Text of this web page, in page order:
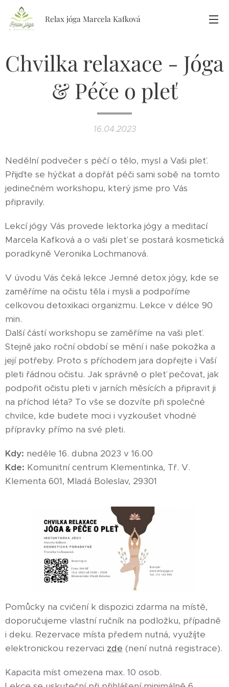
Relax jóga Marcela Kafková
Chvilka relaxace - Jóga
& Péče o pleť
16.04.2023
Nedělní podvečer s péčí o tělo, mysl a Vaši pleť.
Přijďte se hýčkat a dopřát péči sami sobě na tomto
jedinečném workshopu, který jsme pro Vás
připravily.
Lekcí jógy Vás provede lektorka jógy a meditací
Marcela Kafková a o vaši pleť se postará kosmetická
poradkyně Veronika Lochmanová.
V úvodu Vás čeká lekce Jemné detox jógy, kde se
zaměříme na očistu těla i mysli a podpoříme
celkovou detoxikaci organizmu. Lekce v délce 90
min.
Další částí workshopu se zaměříme na vaši pleť.
Stejně jako roční období se mění i naše pokožka a
její potřeby. Proto s příchodem jara dopřejte i Vaší
pleti řádnou očistu. Jak správně o pleť pečovat, jak
podpořit očistu pleti v jarních měsících a připravit ji
na příchod léta? To vše se dozvíte při společné
chvilce, kde budete moci i vyzkoušet vhodné
přípravky přímo na své pleti.
Kdy: neděle 16. dubna 2023 v 16.00
Kde: Komunitní centrum Klementinka, Tř. V.
Klementa 601, Mladá Boleslav, 29301
Pomůcky na cvičení k dispozici zdarma na místě,
doporučujeme vlastní ručník na podložku, případně
i deku. Rezervace místa předem nutná, využíjte
elektronickou rezervaci zde (není nutná registrace).
Kapacita míst omezena max. 10 osob.